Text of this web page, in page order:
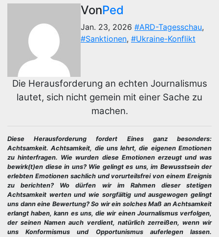
VonPed
Jan. 23, 2026 #ARD-Tagesschau,
#Sanktionen, #Ukraine-Konflikt
Die Herausforderung an echten Journalismus
lautet, sich nicht gemein mit einer Sache zu
machen.
Diese Herausforderung fordert Eines ganz besonders:
Achtsamkeit. Achtsamkeit, die uns lehrt, die eigenen Emotionen
zu hinterfragen. Wie wurden diese Emotionen erzeugt und was
bewirk(t)en diese in uns? Wie gelingt es uns, im Bewusstsein der
erlebten Emotionen sachlich und vorurteilsfrei von einem Ereignis
zu berichten? Wo dürfen wir im Rahmen dieser stetigen
Achtsamkeit werten und wie sorgfältig und ausgewogen gelingt
uns dann eine Bewertung? So wir ein solches Maß an Achtsamkeit
erlangt haben, kann es uns, die wir einen Journalismus verfolgen,
der seinen Namen auch verdient, natürlich zerreißen, wenn wir
uns Konformismus und Opportunismus auferlegen lassen.